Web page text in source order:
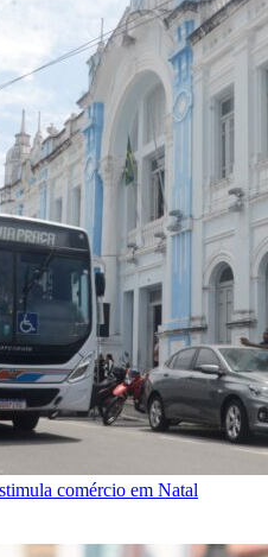
comércio em Natal